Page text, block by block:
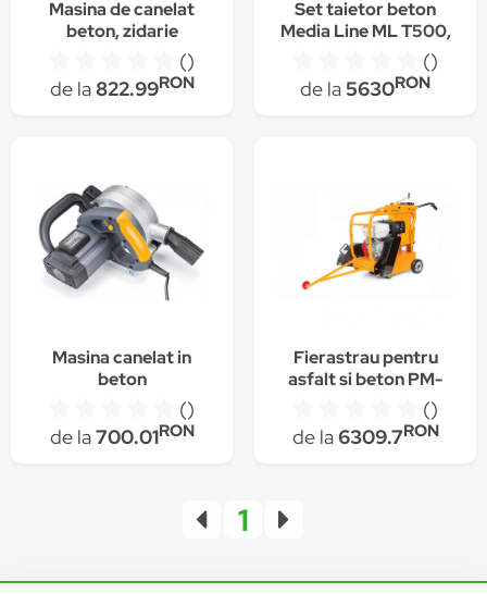
Masina de canelat
beton, zidarie
FarTools FT-115441,
1600 W, diametru
discuri 150 mm
()
de la 822.99RON
Set taietor beton
Media Line ML T500,
motor 15 CP, rezervor
apa 40 l, adancime
taiere 170mm, 1l ulei
()
de la5630RON
Masina canelat in
beton
semiprofesionala
Powermat 4000rpm
()
de la700.01RON
Fierastrau pentru
asfalt si beton PM-
PDAB-450H HONDA
()
de la6309.7RON
1